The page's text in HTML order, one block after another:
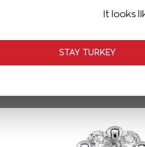
It looks
STAY TURKEY